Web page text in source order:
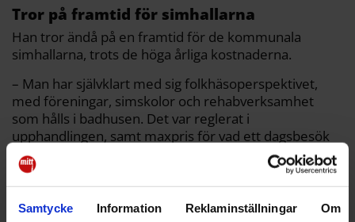
Samtycke Information Reklaminställningar Om
Tror på framtid för simhallarna
Han tror ändå på en framtid för de kommunala
simhallarna, trots de höga årliga kostnaderna.
– Man har självklart med sig folkhäsoperspektivet,
med föreningar, simskolor och rehabverksamhet
som hålls i badhusen. Det var reglerat i
upphandlingen, samt maxpris för vad ett dagsbesök
får kosta.
Marie Axelsson (S), oppositionsråd, är glad över att
avhandlingen har avbrutits.